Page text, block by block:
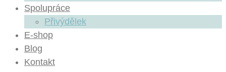
Spolupráce
Přivýdělek
E-shop
Blog
Kontakt